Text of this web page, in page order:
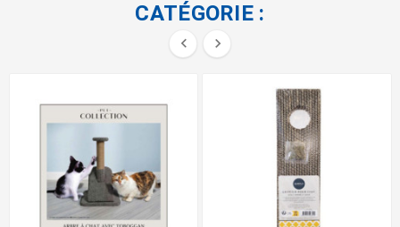
CATÉGORIE :
 